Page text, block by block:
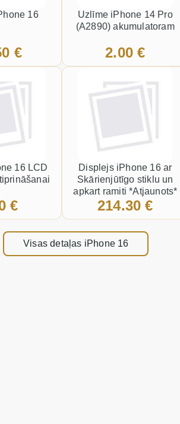
16
€
Uzlīme iPhone 14 Pro
(A2890) akumulatoram
2.00 €
16 LCD
€
Displejs iPhone 16 ar
Skārienjūtīgo stiklu un
apkart ramiti *Atjaunots*
Melns
214.30 €
Visas detaļas iPhone 16